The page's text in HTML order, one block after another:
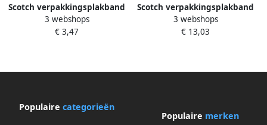
Scotch verpakkingsplakband
Classic ft 48 mm x 66 m
transparant per rol
3 webshops
€ 3,47
Scotch verpakkingsplakband
Classic ft 50 mm x 66 m
bruin pak van 6 rollen
3 webshops
€ 13,03
Populaire categorieën
Populaire merken